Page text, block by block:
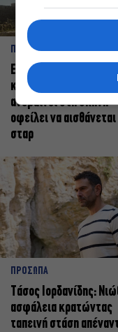
ΠΡΟΣΩΠΑ
Ελεάνα Ανδρεούδη: Κάθε
καλλιτέχνης όταν
ανεβαίνει στη σκηνή
οφείλει να αισθάνεται
σταρ
ΠΡΟΣΩΠΑ
Tάσος Ιορδανίδης:
ασφάλεια κρατώντας
ταπεινή στάση